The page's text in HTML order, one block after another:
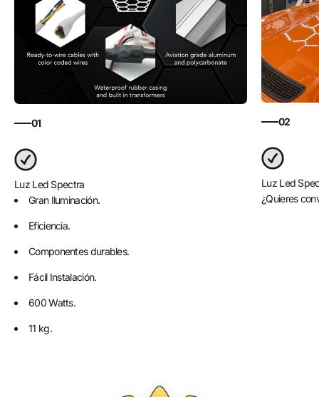
01
Luz Led Spectra
Gran Iluminación.
Eficiencia.
Componentes durables.
Fácil Instalación.
600 Watts.
11 kg.
02
Luz Led
¿Quieres